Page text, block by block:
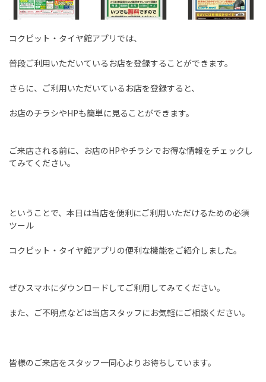
コクピット・タイヤ館アプリでは、
普段ご利用いただいているお店を登録することができます。
さらに、ご利用いただいているお店を登録すると、
お店のチラシやHPも簡単に見ることができます。
ご来店される前に、お店のHPやチラシでお得な情報をチェックし
てみてください。
ということで、本日は当店を便利にご利用いただけるための必須
ツール
コクピット・タイヤ館アプリの便利な機能をご紹介しました。
ぜひスマホにダウンロードしてご利用してみてください。
また、ご不明点などは当店スタッフにお気軽にご相談ください。
皆様のご来店をスタッフ一同心よりお待ちしています。